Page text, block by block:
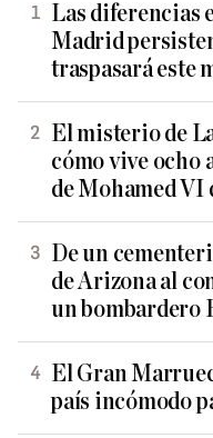
Las diferencias
Madrid
traspasará este
El misterio de
cómo vive ocho
de Mohamed VI
De un
de Arizona al
un bombardero
El Gran
país incómodo